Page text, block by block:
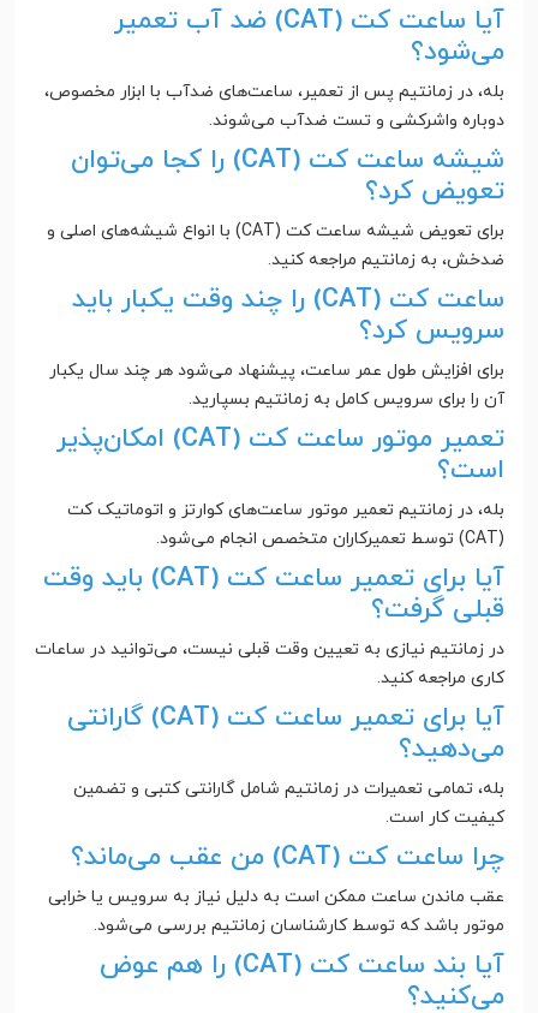
آیا ساعت کت (CAT) ضد آب تعمیر
می‌شود؟
بله، در زمانتیم پس از تعمیر، ساعت‌های ضدآب با ابزار مخصوص،
دوباره واشرکشی و تست ضدآب می‌شوند.
شیشه ساعت کت (CAT) را کجا می‌توان
تعویض کرد؟
برای تعویض شیشه ساعت کت (CAT) با انواع شیشه‌های اصلی و
ضدخش، به زمانتیم مراجعه کنید.
ساعت کت (CAT) را چند وقت یکبار باید
سرویس کرد؟
برای افزایش طول عمر ساعت، پیشنهاد می‌شود هر چند سال یکبار
آن را برای سرویس کامل به زمانتیم بسپارید.
تعمیر موتور ساعت کت (CAT) امکان‌پذیر
است؟
بله، در زمانتیم تعمیر موتور ساعت‌های کوارتز و اتوماتیک کت
(CAT) توسط تعمیرکاران متخصص انجام می‌شود.
آیا برای تعمیر ساعت کت (CAT) باید وقت
قبلی گرفت؟
در زمانتیم نیازی به تعیین وقت قبلی نیست، می‌توانید در ساعات
کاری مراجعه کنید.
آیا برای تعمیر ساعت کت (CAT) گارانتی
می‌دهید؟
بله، تمامی تعمیرات در زمانتیم شامل گارانتی کتبی و تضمین
کیفیت کار است.
چرا ساعت کت (CAT) من عقب می‌ماند؟
عقب ماندن ساعت ممکن است به دلیل نیاز به سرویس یا خرابی
موتور باشد که توسط کارشناسان زمانتیم بررسی می‌شود.
آیا بند ساعت کت (CAT) را هم عوض
می‌کنید؟